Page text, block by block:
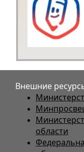
Внешние
области